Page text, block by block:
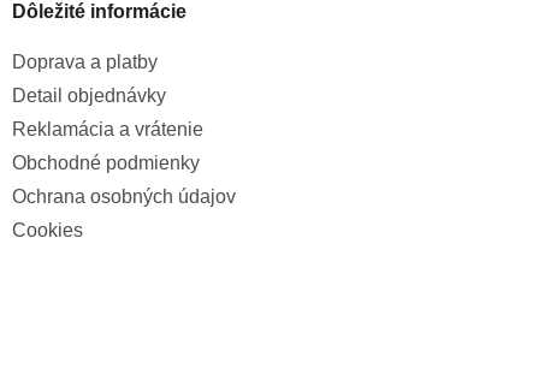
Dôležité informácie
Doprava a platby
Detail objednávky
Reklamácia a vrátenie
Obchodné podmienky
Ochrana osobných údajov
Cookies